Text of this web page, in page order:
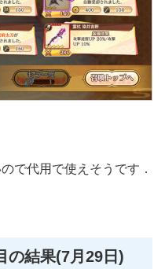
で代用で使えそうです．
結果(7月29日)